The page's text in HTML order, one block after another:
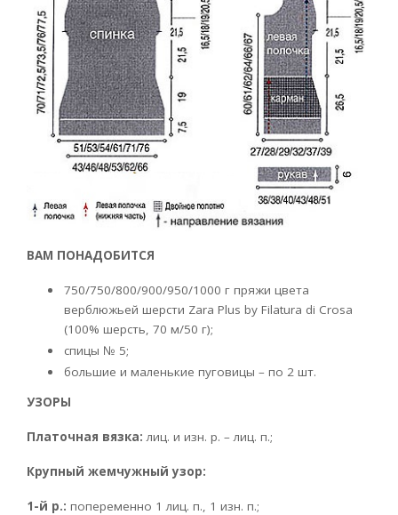
ВАМ ПОНАДОБИТСЯ
750/750/800/900/950/1000 г пряжи цвета
верблюжьей шерсти Zara Plus by Filatura di Crosa
(100% шерсть, 70 м/50 г);
спицы № 5;
большие и маленькие пуговицы – по 2 шт.
УЗОРЫ
Платочная вязка:лиц. и изн. р. – лиц. п.;
Крупный жемчужный узор:
1-й р.: попеременно 1 лиц. п., 1 изн. п.;